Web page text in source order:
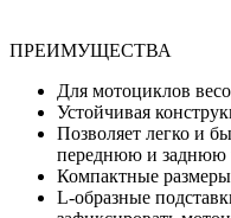
ПРЕИМУЩЕСТВА
Для мотоциклов
Устойчивая
Позволяет легко и
переднюю и заднюю
Компактные размеры
L-образные